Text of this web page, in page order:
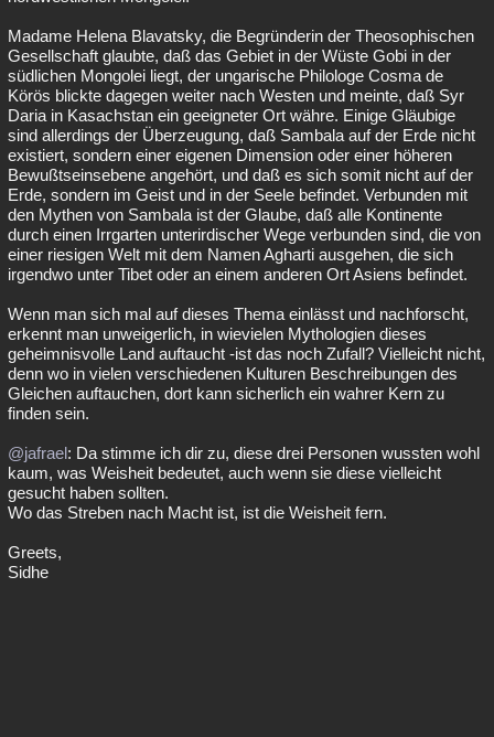
Madame Helena Blavatsky, die Begründerin der Theosophischen
Gesellschaft glaubte, daß das Gebiet in der Wüste Gobi in der
südlichen Mongolei liegt, der ungarische Philologe Cosma de
Körös blickte dagegen weiter nach Westen und meinte, daß Syr
Daria in Kasachstan ein geeigneter Ort währe. Einige Gläubige
sind allerdings der Überzeugung, daß Sambala auf der Erde nicht
existiert, sondern einer eigenen Dimension oder einer höheren
Bewußtseinsebene angehört, und daß es sich somit nicht auf der
Erde, sondern im Geist und in der Seele befindet. Verbunden mit
den Mythen von Sambala ist der Glaube, daß alle Kontinente
durch einen Irrgarten unterirdischer Wege verbunden sind, die von
einer riesigen Welt mit dem Namen Agharti ausgehen, die sich
irgendwo unter Tibet oder an einem anderen Ort Asiens befindet.
Wenn man sich mal auf dieses Thema einlässt und nachforscht,
erkennt man unweigerlich, in wievielen Mythologien dieses
geheimnisvolle Land auftaucht -ist das noch Zufall? Vielleicht nicht,
denn wo in vielen verschiedenen Kulturen Beschreibungen des
Gleichen auftauchen, dort kann sicherlich ein wahrer Kern zu
finden sein.
@jafrael: Da stimme ich dir zu, diese drei Personen wussten wohl
kaum, was Weisheit bedeutet, auch wenn sie diese vielleicht
gesucht haben sollten.
Wo das Streben nach Macht ist, ist die Weisheit fern.
Greets,
Sidhe